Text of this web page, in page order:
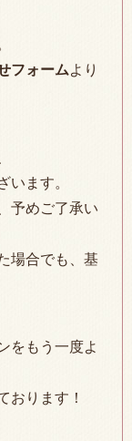
フォームより
います。
予めご了承い
場合でも、基
をもう一度よ
おります！